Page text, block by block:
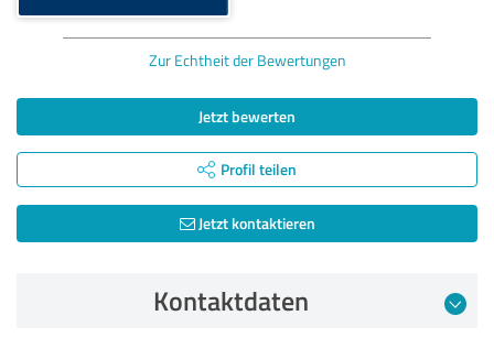
Zur Echtheit der Bewertungen
Jetzt bewerten
Profil teilen
Jetzt kontaktieren
Kontaktdaten